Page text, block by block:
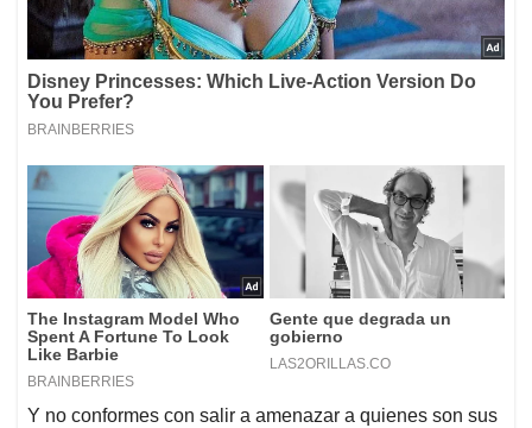
Y no conformes con salir a amenazar a quienes son sus